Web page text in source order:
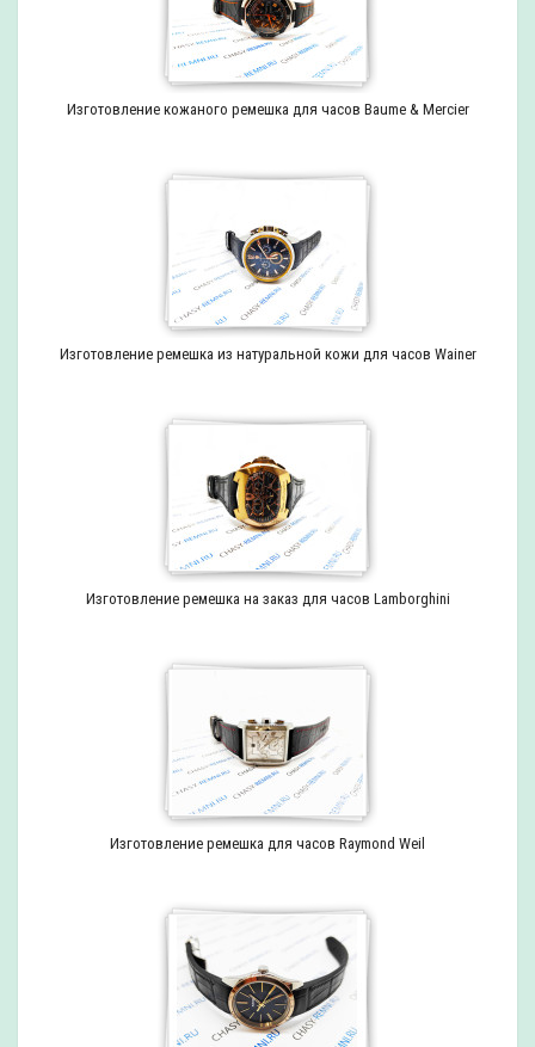
Изготовление кожаного ремешка для часов Baume & Mercier
Изготовление ремешка из натуральной кожи для часов Wainer
Изготовление ремешка на заказ для часов Lamborghini
Изготовление ремешка для часов Raymond Weil